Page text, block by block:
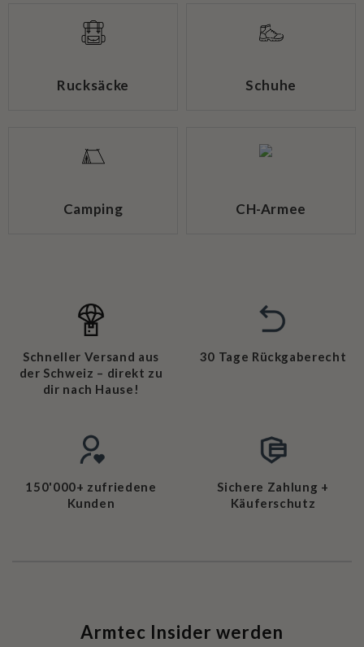
Rucksäcke Schuhe
Camping CH-Armee
Schneller Versand aus
der Schweiz – direkt zu
dir nach Hause!
30 Tage Rückgaberecht
150'000+ zufriedene
Kunden
Sichere Zahlung +
Käuferschutz
Armtec Insider werden